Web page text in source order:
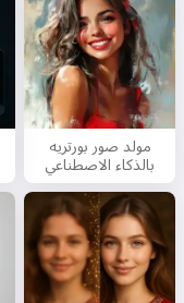
مولد صور بورتريه
بالذكاء الاصطناعي